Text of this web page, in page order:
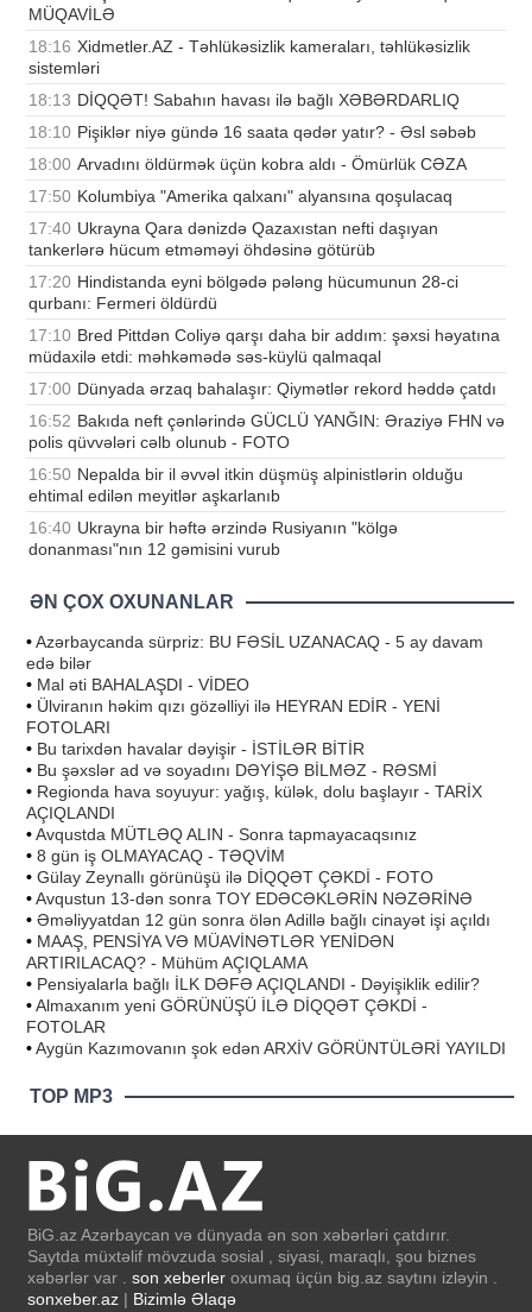
MÜQAVİLƏ
18:16 Xidmetler.AZ - Təhlükəsizlik kameraları, təhlükəsizlik
sistemləri
18:13 DİQQƏT! Sabahın havası ilə bağlı XƏBƏRDARLIQ
18:10 Pişiklər niyə gündə 16 saata qədər yatır? - Əsl səbəb
18:00 Arvadını öldürmək üçün kobra aldı - Ömürlük CƏZA
17:50 Kolumbiya "Amerika qalxanı" alyansına qoşulacaq
17:40 Ukrayna Qara dənizdə Qazaxıstan nefti daşıyan
tankerlərə hücum etməməyi öhdəsinə götürüb
17:20 Hindistanda eyni bölgədə pələng hücumunun 28-ci
qurbanı: Fermeri öldürdü
17:10 Bred Pittdən Coliyə qarşı daha bir addım: şəxsi həyatına
müdaxilə etdi: məhkəmədə səs-küylü qalmaqal
17:00 Dünyada ərzaq bahalaşır: Qiymətlər rekord həddə çatdı
16:52 Bakıda neft çənlərində GÜCLÜ YANĞIN: Əraziyə FHN və
polis qüvvələri cəlb olunub - FOTO
16:50 Nepalda bir il əvvəl itkin düşmüş alpinistlərin olduğu
ehtimal edilən meyitlər aşkarlanıb
16:40 Ukrayna bir həftə ərzində Rusiyanın "kölgə
donanması"nın 12 gəmisini vurub
ƏN ÇOX OXUNANLAR
•Azərbaycanda sürpriz: BU FƏSİL UZANACAQ - 5 ay davam
edə bilər
• Mal əti BAHALAŞDI - VİDEO
• Ülviranın həkim qızı gözəlliyi ilə HEYRAN EDİR - YENİ
FOTOLARI
• Bu tarixdən havalar dəyişir - İSTİLƏR BİTİR
• Bu şəxslər ad və soyadını DƏYİŞƏ BİLMƏZ - RƏSMİ
• Regionda hava soyuyur: yağış, külək, dolu başlayır - TARİX
AÇIQLANDI
•Avqustda MÜTLƏQ ALIN - Sonra tapmayacaqsınız
• 8 gün iş OLMAYACAQ - TƏQVİM
• Gülay Zeynallı görünüşü ilə DİQQƏT ÇƏKDİ - FOTO
•Avqustun 13-dən sonra TOY EDƏCƏKLƏRİN NƏZƏRİNƏ
• Əməliyyatdan 12 gün sonra ölən Adillə bağlı cinayət işi açıldı
• MAAŞ, PENSİYA VƏ MÜAVİNƏTLƏR YENİDƏN
ARTIRILACAQ? - Mühüm AÇIQLAMA
• Pensiyalarla bağlı İLK DƏFƏ AÇIQLANDI - Dəyişiklik edilir?
•Almaxanım yeni GÖRÜNÜŞÜ İLƏ DİQQƏT ÇƏKDİ -
FOTOLAR
•Aygün Kazımovanın şok edən ARXİV GÖRÜNTÜLƏRİ YAYILDI
TOP MP3
BiG.az Azərbaycan və dünyada ən son xəbərləri çatdırır.
Saytda müxtəlif mövzuda sosial , siyasi, maraqlı, şou biznes
xəbərlər var . son xeberler oxumaq üçün big.az saytını izləyin .
sonxeber.az | Bizimlə Əlaqə